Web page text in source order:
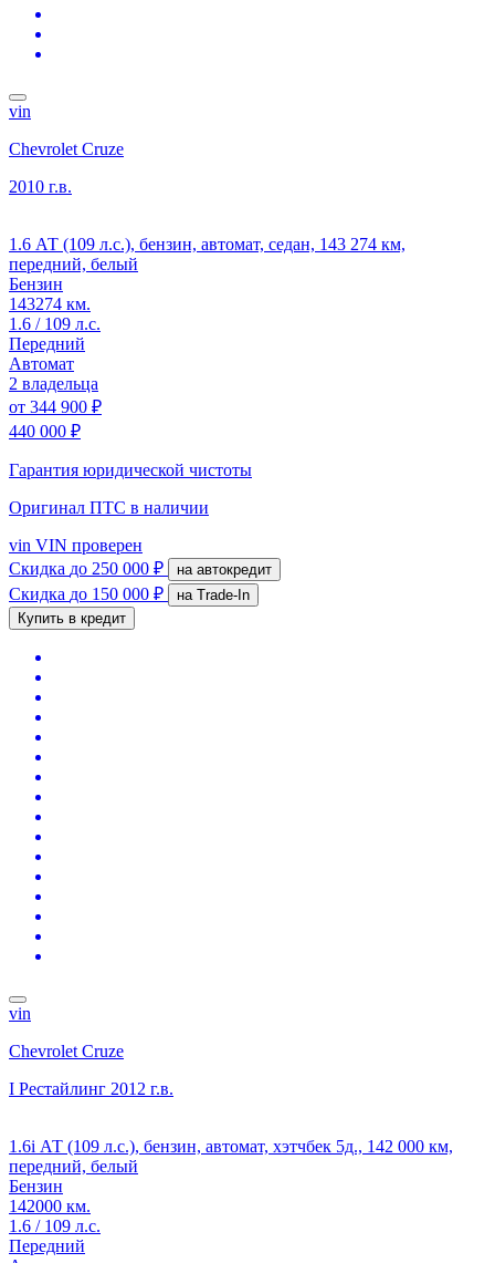
vin
Chevrolet Cruze
2010 г.в.
1.6 АТ (109 л.с.), бензин, автомат, седан, 143 274 км,
передний, белый
Бензин
143274 км.
1.6 / 109 л.с.
Передний
Автомат
2 владельца
от 344 900 ₽
440 000 ₽
Гарантия юридической чистоты
Оригинал ПТС в наличии
vin VIN проверен
Скидка до 250 000 ₽ на автокредит
Скидка до 150 000 ₽
на Trade-In
Купить в кредит
vin
Chevrolet Cruze
I Рестайлинг 2012 г.в.
1.6i АТ (109 л.с.), бензин, автомат, хэтчбек 5д., 142 000 км,
передний, белый
Бензин
142000 км.
1.6 / 109 л.с.
Передний